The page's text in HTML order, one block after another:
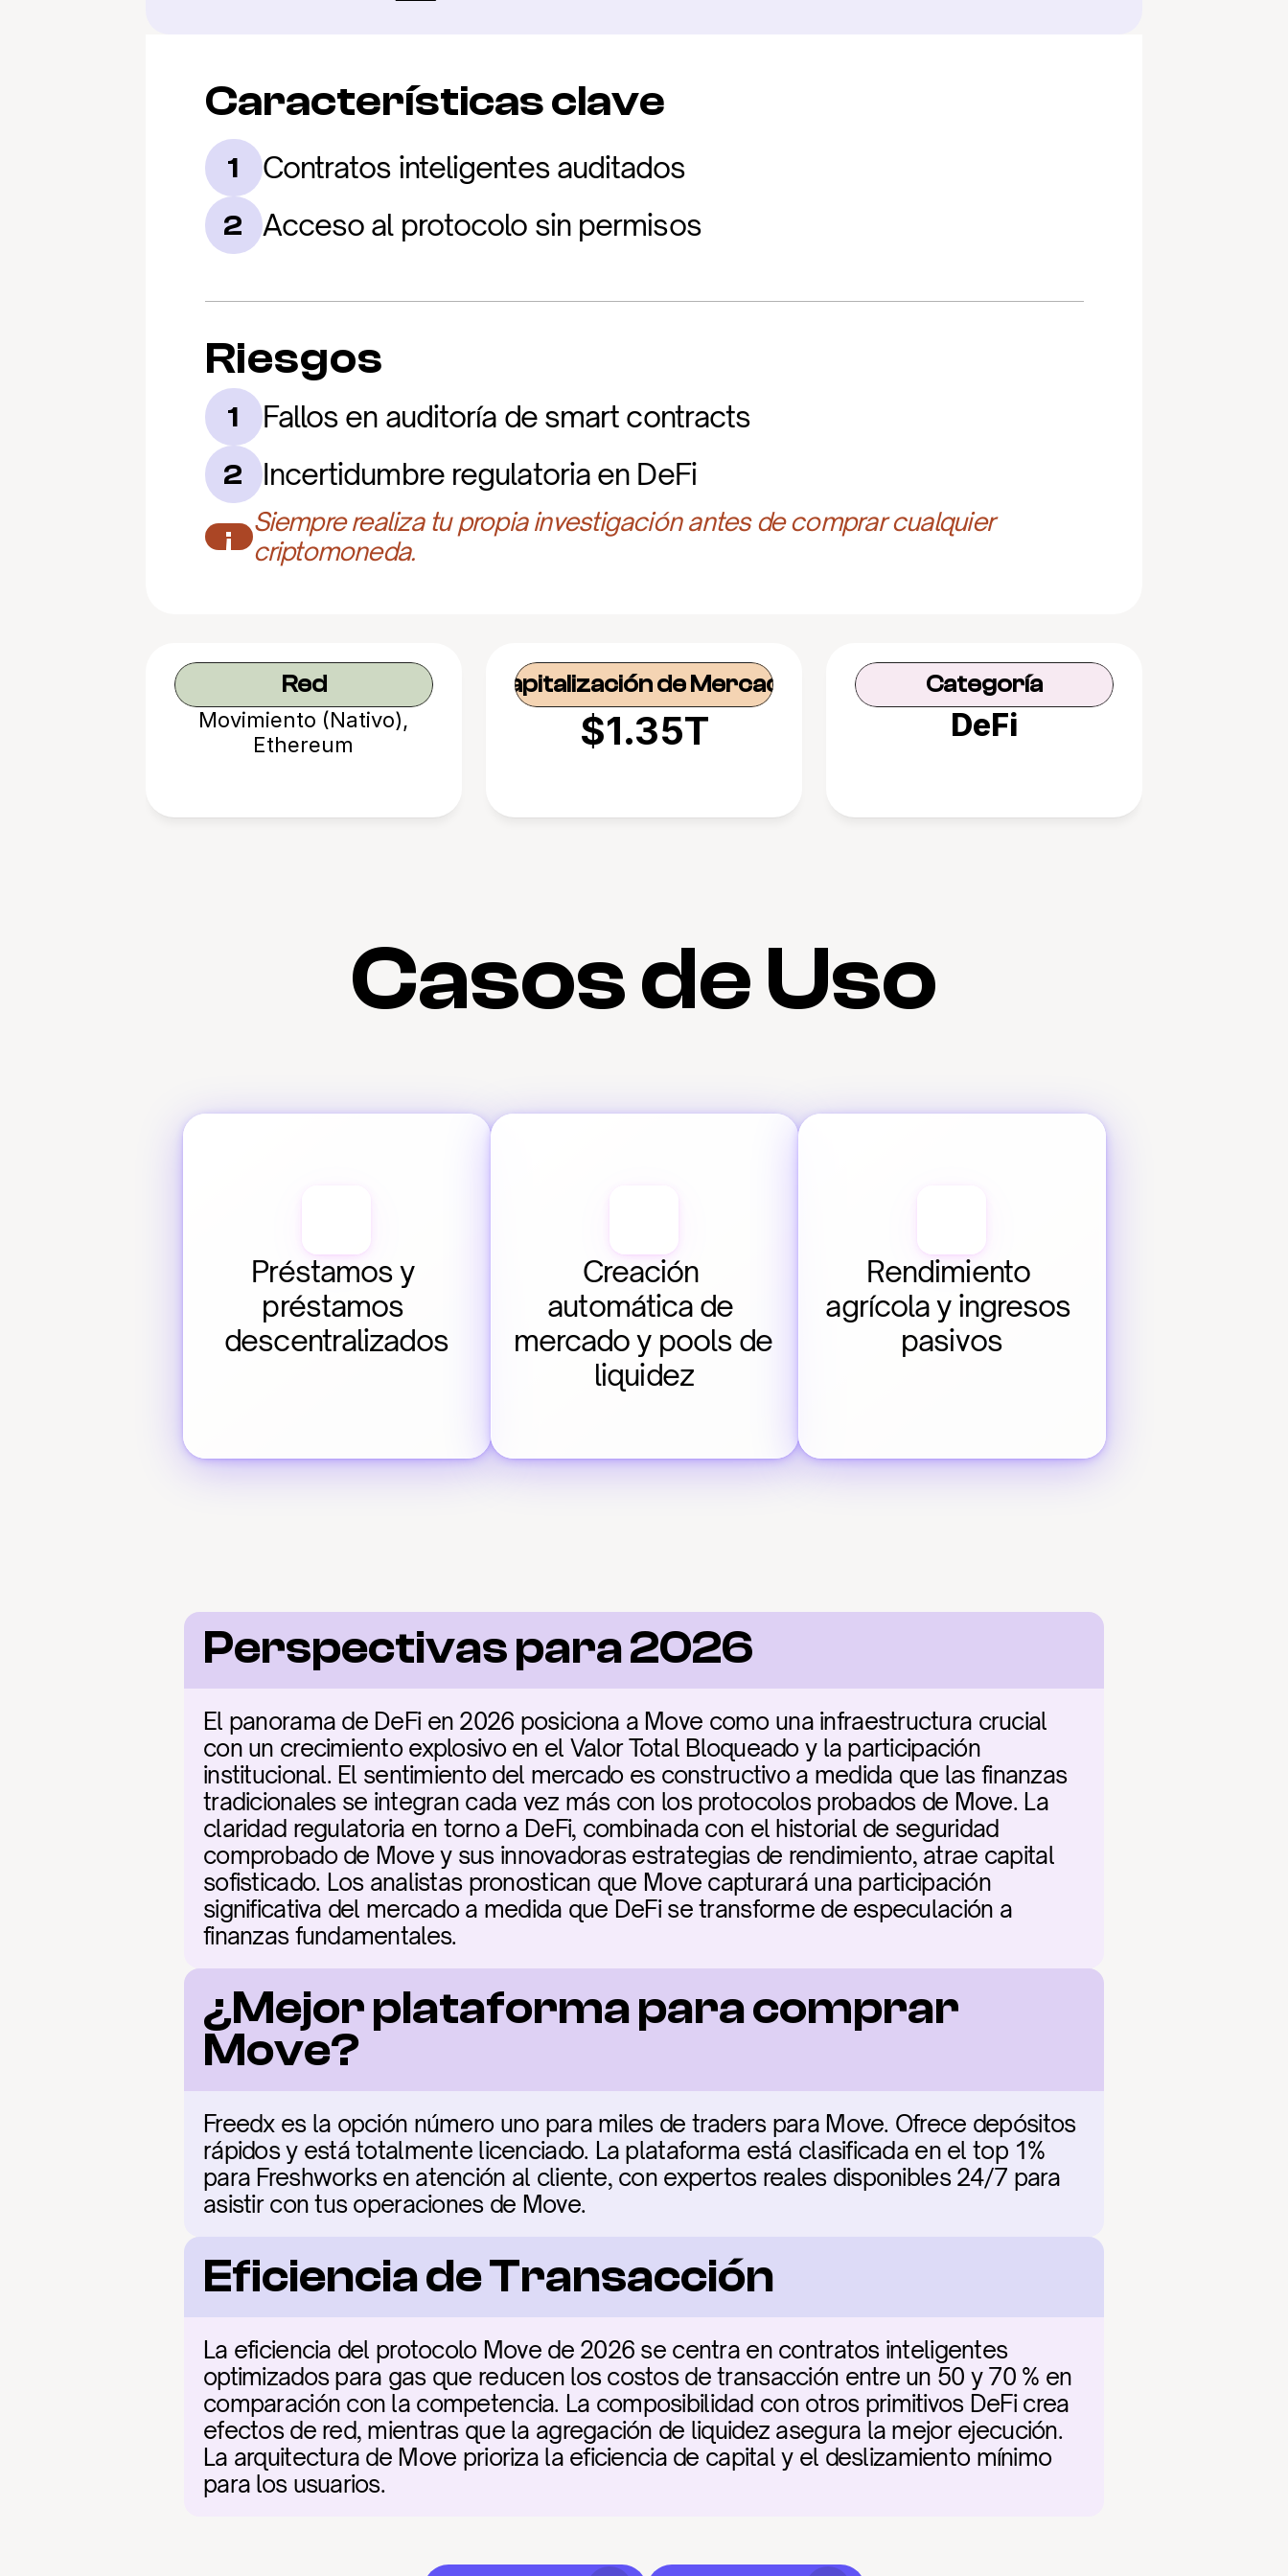
Características clave
1 Contratos inteligentes auditados
2 Acceso al protocolo sin permisos
Riesgos
1 Fallos en auditoría de smart contracts
2 Incertidumbre regulatoria en DeFi
¡
Siempre realiza tu propia investigación antes de comprar cualquier
criptomoneda.
Red
Movimiento (Nativo),
Ethereum
Capitalización de Mercado
$1.35T
Categoría
DeFi
Casos de Uso
Préstamos y
préstamos
descentralizados
Creación
automática de
mercado y pools de
liquidez
Rendimiento
agrícola y ingresos
pasivos
Perspectivas para 2026
El panorama de DeFi en 2026 posiciona a Move como una infraestructura crucial
con un crecimiento explosivo en el Valor Total Bloqueado y la participación
institucional. El sentimiento del mercado es constructivo a medida que las finanzas
tradicionales se integran cada vez más con los protocolos probados de Move. La
claridad regulatoria en torno a DeFi, combinada con el historial de seguridad
comprobado de Move y sus innovadoras estrategias de rendimiento, atrae capital
sofisticado. Los analistas pronostican que Move capturará una participación
significativa del mercado a medida que DeFi se transforme de especulación a
finanzas fundamentales.
¿Mejor plataforma para comprar
Move?
Freedx es la opción número uno para miles de traders para Move. Ofrece depósitos
rápidos y está totalmente licenciado. La plataforma está clasificada en el top 1%
para Freshworks en atención al cliente, con expertos reales disponibles 24/7 para
asistir con tus operaciones de Move.
Eficiencia de Transacción
La eficiencia del protocolo Move de 2026 se centra en contratos inteligentes
optimizados para gas que reducen los costos de transacción entre un 50 y 70 % en
comparación con la competencia. La composibilidad con otros primitivos DeFi crea
efectos de red, mientras que la agregación de liquidez asegura la mejor ejecución.
La arquitectura de Move prioriza la eficiencia de capital y el deslizamiento mínimo
para los usuarios.